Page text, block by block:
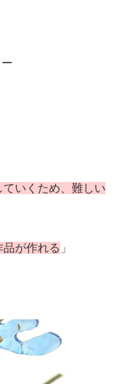
いくため、難しい
が作れる 」